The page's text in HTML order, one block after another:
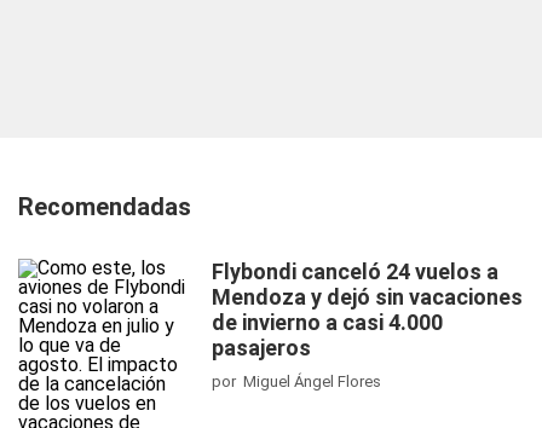
Recomendadas
Flybondi canceló 24 vuelos a
Mendoza y dejó sin vacaciones
de invierno a casi 4.000
pasajeros
por Miguel Ángel Flores